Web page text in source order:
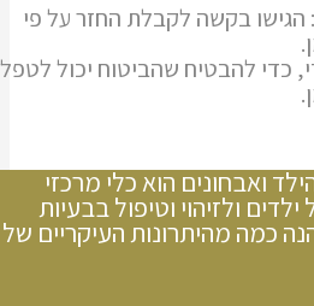
: הגישו בקשה לקבלת החזר על פי
כדי להבטיח שהביטוח יכול לטפל
ואבחונים הוא כלי מרכזי
ולזיהוי וטיפול בבעיות
כמה מהיתרונות העיקריים של